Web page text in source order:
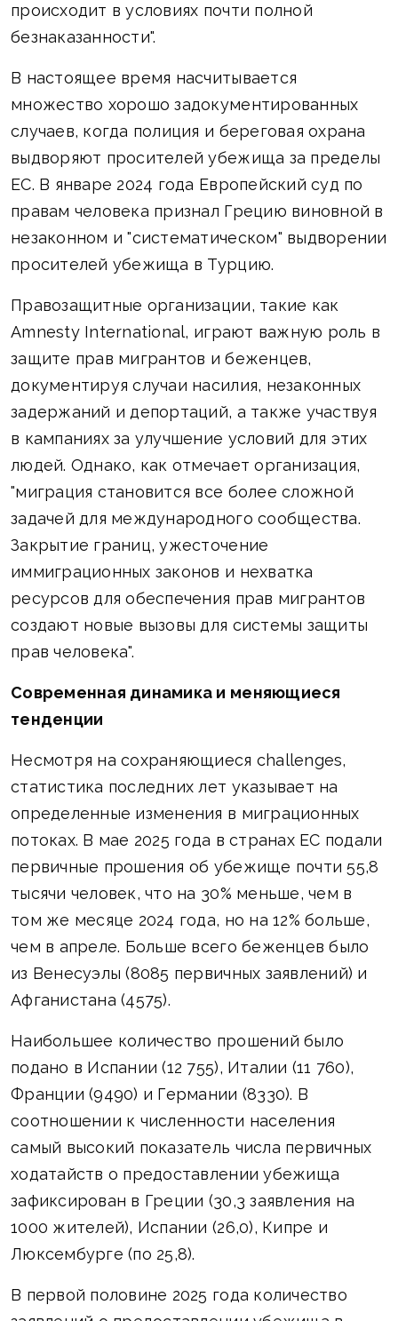
происходит в условиях почти полной
безнаказанности".
В настоящее время насчитывается
множество хорошо задокументированных
случаев, когда полиция и береговая охрана
выдворяют просителей убежища за пределы
ЕС. В январе 2024 года Европейский суд по
правам человека признал Грецию виновной в
незаконном и "систематическом" выдворении
просителей убежища в Турцию.
Правозащитные организации, такие как
Amnesty International, играют важную роль в
защите прав мигрантов и беженцев,
документируя случаи насилия, незаконных
задержаний и депортаций, а также участвуя
в кампаниях за улучшение условий для этих
людей. Однако, как отмечает организация,
"миграция становится все более сложной
задачей для международного сообщества.
Закрытие границ, ужесточение
иммиграционных законов и нехватка
ресурсов для обеспечения прав мигрантов
создают новые вызовы для системы защиты
прав человека".
Современная динамика и меняющиеся
тенденции
Несмотря на сохраняющиеся challenges,
статистика последних лет указывает на
определенные изменения в миграционных
потоках. В мае 2025 года в странах ЕС подали
первичные прошения об убежище почти 55,8
тысячи человек, что на 30% меньше, чем в
том же месяце 2024 года, но на 12% больше,
чем в апреле. Больше всего беженцев было
из Венесуэлы (8085 первичных заявлений) и
Афганистана (4575).
Наибольшее количество прошений было
подано в Испании (12 755), Италии (11 760),
Франции (9490) и Германии (8330). В
соотношении к численности населения
самый высокий показатель числа первичных
ходатайств о предоставлении убежища
зафиксирован в Греции (30,3 заявления на
1000 жителей), Испании (26,0), Кипре и
Люксембурге (по 25,8).
В первой половине 2025 года количество